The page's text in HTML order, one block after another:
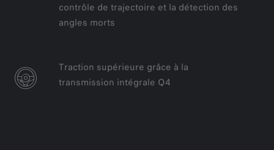
contrôle de trajectoire et la détection des
angles morts
Traction supérieure grâce à la
transmission intégrale Q4